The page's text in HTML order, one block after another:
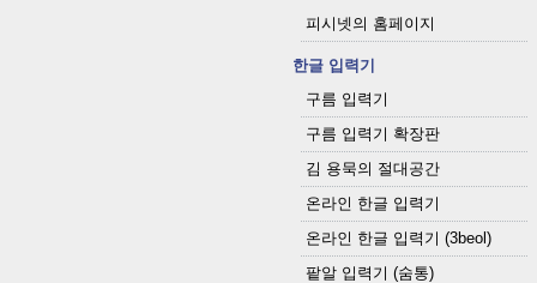
피시넷의 홈페이지
한글 입력기
구름 입력기
구름 입력기 확장판
김 용묵의 절대공간
온라인 한글 입력기
온라인 한글 입력기 (3beol)
팥알 입력기 (숨통)